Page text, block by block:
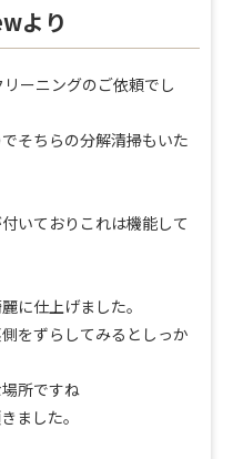
より
ーニングのご依頼でし
そちらの分解清掃もいた
いておりこれは機能して
に仕上げました。
をずらしてみるとしっか
所ですね
ました。